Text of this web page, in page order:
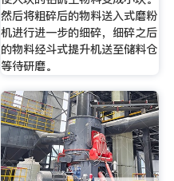
然后将粗碎后的物料送入式磨粉
机进行进一步的细碎，细碎之后
的物料经斗式提升机送至储料仓
等待研磨。